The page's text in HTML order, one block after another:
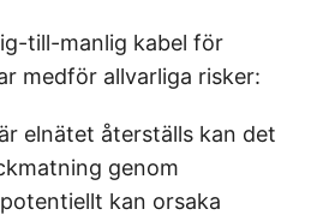
till-manlig kabel för
medför allvarliga risker:
elnätet återställs kan det
genom
kan orsaka